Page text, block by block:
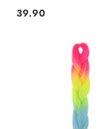
Cena:
39.90